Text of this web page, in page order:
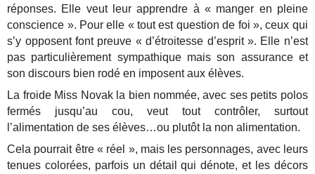
réponses. Elle veut leur apprendre à « manger en pleine
conscience ». Pour elle « tout est question de foi », ceux qui
s’y opposent font preuve « d’étroitesse d’esprit ». Elle n’est
pas particulièrement sympathique mais son assurance et
son discours bien rodé en imposent aux élèves.
La froide Miss Novak la bien nommée, avec ses petits polos
fermés jusqu’au cou, veut tout contrôler, surtout
l’alimentation de ses élèves…ou plutôt la non alimentation.
Cela pourrait être « réel », mais les personnages, avec leurs
tenues colorées, parfois un détail qui dénote, et les décors